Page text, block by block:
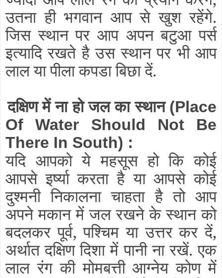
उतना ही भगवान आप से खुश रहेंगे.
जिस स्थान पर आप अपन बटुआ पर्स
इत्यादि रखते है उस स्थान पर भी आप
लाल या पीला कपडा बिछा दें.
दक्षिण में ना हो जल का स्थान (Place
Of Water Should Not Be
There In South) :
यदि आपको ये महसूस हो कि कोई
आपसे इर्ष्या करता है या आपसे कोई
दुश्मनी निकालना चाहता है तो आप
अपने मकान में जल रखने के स्थान को
बदलकर पूर्व, पश्चिम या उत्तर कर दें,
अर्थात दक्षिण दिशा में पानी ना रखें. एक
लाल रंग की मोमबत्ती आग्नेय कोण में